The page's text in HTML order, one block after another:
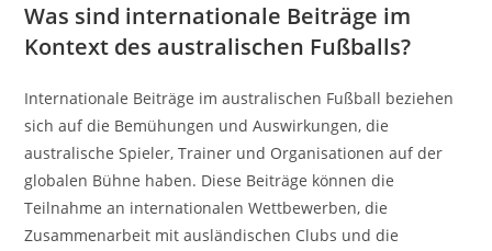
Was sind internationale Beiträge im
Kontext des australischen Fußballs?
Internationale Beiträge im australischen Fußball beziehen
sich auf die Bemühungen und Auswirkungen, die
australische Spieler, Trainer und Organisationen auf der
globalen Bühne haben. Diese Beiträge können die
Teilnahme an internationalen Wettbewerben, die
Zusammenarbeit mit ausländischen Clubs und die